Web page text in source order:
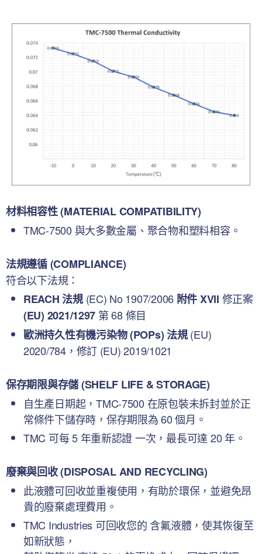
材料相容性 (MATERIAL COMPATIBILITY)
TMC-7500 與大多數金屬、聚合物和塑料相容。
法規遵循 (COMPLIANCE)
符合以下法規：
REACH 法規(EC) No 1907/2006 附件 XVII 修正案
(EU) 2021/1297 第 68 條目
歐洲持久性有機污染物 (POPs) 法規(EU)
2020/784，修訂 (EU) 2019/1021
保存期限與存儲 (SHELF LIFE & STORAGE)
自生產日期起，TMC-7500 在原包裝未拆封並於正
常條件下儲存時，保存期限為 60 個月。
TMC 可每 5 年重新認證 一次，最長可達 20 年。
廢棄與回收 (DISPOSAL AND RECYCLING)
此液體可回收並重複使用，有助於環保，並避免昂
貴的廢棄處理費用。
TMC Industries 可回收您的 含氟液體，使其恢復至
如新狀態，